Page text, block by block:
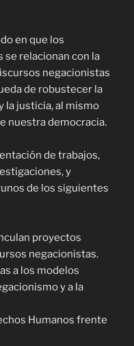
en que los
relacionan con la
negacionistas
de robustecer la
la justicia, al mismo
nuestra democracia.
de trabajos,
y
de los siguientes
proyectos
negacionistas.
a los modelos
y a la
Humanos frente